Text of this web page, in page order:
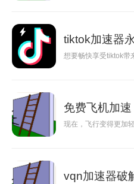
tiktok加速器
想要畅快享受tiktok带
免费飞机加速
现在，飞行变得更加
vqn加速器破